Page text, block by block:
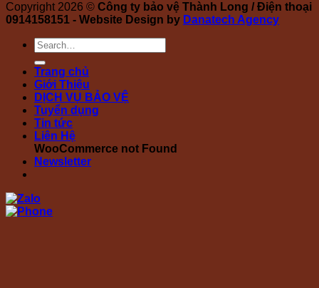
Copyright 2026 © Công ty bảo vệ Thành Long / Điện thoại
0914158151 - Website Design by Danatech Agency
Trang chủ
Giới Thiệu
DỊCH VỤ BẢO VỆ
Tuyển dụng
Tin tức
Liên Hệ
WooCommerce not Found
Newsletter